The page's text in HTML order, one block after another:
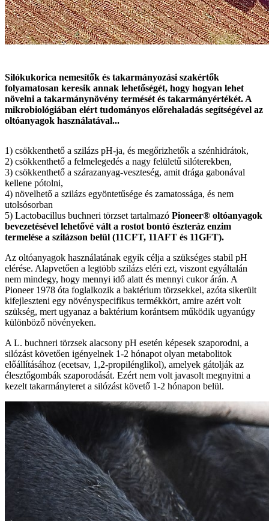
Silókukorica nemesítők és takarmányozási szakértők
folyamatosan keresik annak lehetőségét, hogy hogyan lehet
növelni a takarmánynövény termését és takarmányértékét. A
mikrobiológiában elért tudományos előrehaladás segítségével az
oltóanyagok használatával...
1) csökkenthető a szilázs pH-ja, és megőrizhetők a szénhidrátok,
2) csökkenthető a felmelegedés a nagy felületű silóterekben,
3) csökkenthető a szárazanyag-veszteség, amit drága gabonával
kellene pótolni,
4) növelhető a szilázs egyöntetűsége és zamatossága, és nem
utolsósorban
5) Lactobacillus buchneri törzset tartalmazó Pioneer® oltóanyagok
bevezetésével lehetővé vált a rostot bontó észteráz enzim
termelése a szilázson belül (11CFT, 11AFT és 11GFT).
Az oltóanyagok használatának egyik célja a szükséges stabil pH
elérése. Alapvetően a legtöbb szilázs eléri ezt, viszont egyáltalán
nem mindegy, hogy mennyi idő alatt és mennyi cukor árán. A
Pioneer 1978 óta foglalkozik a baktérium törzsekkel, azóta sikerült
kifejleszteni egy növényspecifikus termékkört, amire azért volt
szükség, mert ugyanaz a baktérium korántsem működik ugyanúgy
különböző növényeken.
A L. buchneri törzsek alacsony pH esetén képesek szaporodni, a
silózást követően igényelnek 1-2 hónapot olyan metabolitok
előállításához (ecetsav, 1,2-propilénglikol), amelyek gátolják az
élesztőgombák szaporodását. Ezért nem volt javasolt megnyitni a
kezelt takarmányteret a silózást követő 1-2 hónapon belül.